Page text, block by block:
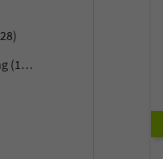
(108)